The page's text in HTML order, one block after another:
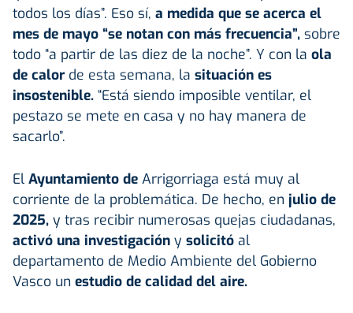
todos los días”. Eso sí, a medida que se acerca el
mes de mayo “se notan con más frecuencia”, sobre
todo “a partir de las diez de la noche”. Y con la ola
de calor de esta semana, la situación es
insostenible. “Está siendo imposible ventilar, el
pestazo se mete en casa y no hay manera de
sacarlo”.
El Ayuntamiento de Arrigorriaga está muy al
corriente de la problemática. De hecho, en julio de
2025, y tras recibir numerosas quejas ciudadanas,
activó una investigación y solicitó al
departamento de Medio Ambiente del Gobierno
Vasco un estudio de calidad del aire.